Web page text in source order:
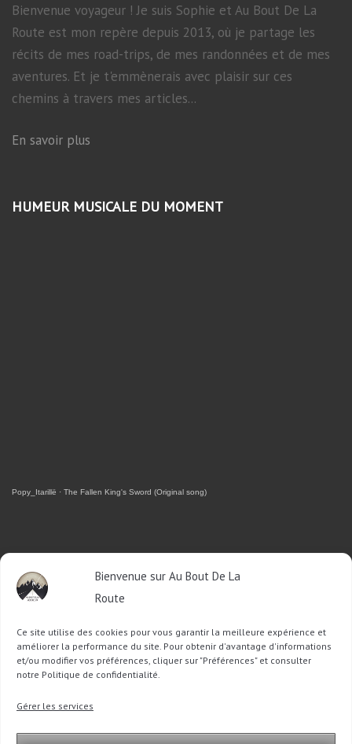
Bienvenue sur Au Bout De La
Route
Ce site utilise des cookies pour vous garantir la meilleure expérience et
améliorer la performance du site. Pour obtenir d'avantage d'informations
et/ou modifier vos préférences, cliquer sur "Préférences" et consulter
notre Politique de confidentialité.
Gérer les services
Bienvenue voyageur ! Je suis Sophie et Au Bout De La
Route est mon repère depuis 2013, où je partage les
récits de mes road-trips, de mes randonnées et de mes
aventures. Et je t'emmènerais avec plaisir sur ces
chemins à travers mes articles...
En savoir plus
HUMEUR MUSICALE DU MOMENT
Popy_Itarillë · The Fallen King's Sword (Original song)
RETROUVEZ-MOI SUR FACEBOOK
OU SUR TWITTER
Follow @Sophie_ABDLRTweet to @Sophie_ABDLR